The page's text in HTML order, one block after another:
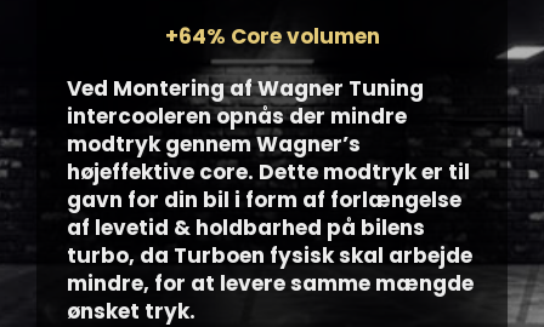
+64% Core volumen
Ved Montering af Wagner Tuning
intercooleren opnås der mindre
modtryk gennem Wagner’s
højeffektive core. Dette modtryk er til
gavn for din bil i form af forlængelse
af levetid & holdbarhed på bilens
turbo, da Turboen fysisk skal arbejde
mindre, for at levere samme mængde
ønsket tryk.